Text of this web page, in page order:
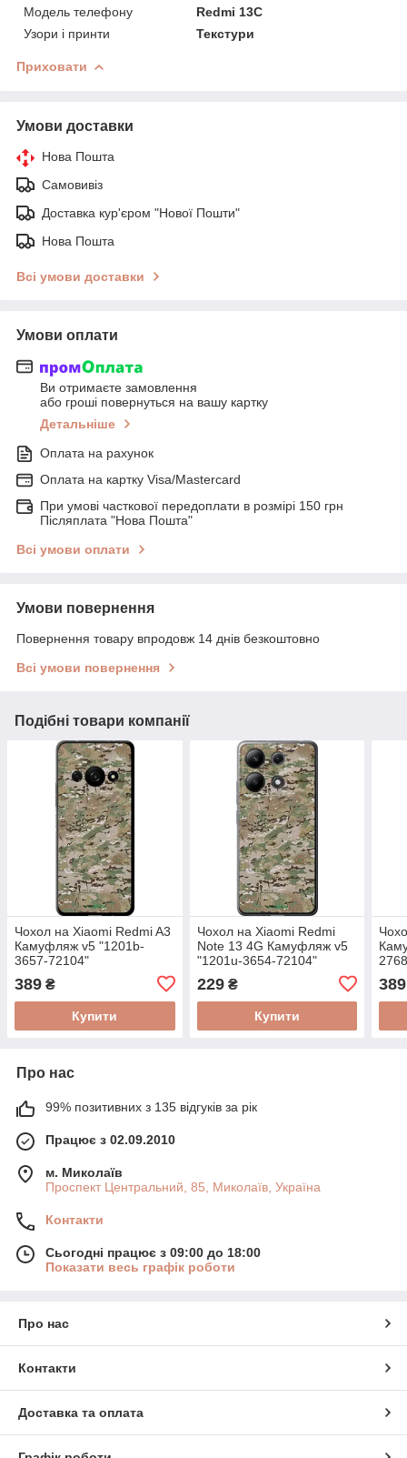
Модель телефону
Redmi 13C
Узори і принти
Текстури
Приховати
Умови доставки
Нова Пошта
Самовивіз
Доставка кур'єром "Нової Пошти"
Нова Пошта
Всі умови доставки
Умови оплати
Ви отримаєте замовлення
або гроші повернуться на вашу картку
Детальніше
Оплата на рахунок
Оплата на картку Visa/Mastercard
При умові часткової передоплати в розмірі 150 грн
Післяплата "Нова Пошта"
Всі умови оплати
Умови повернення
Повернення товару впродовж 14 днів безкоштовно
Всі умови повернення
Подібні товари компанії
Чохол на Xiaomi Redmi A3
Камуфляж v5 "1201b-
3657-72104"
389 ₴
Купити
Чохол на Xiaomi Redmi
Note 13 4G Камуфляж v5
"1201u-3654-72104"
229₴
Купити
389
Про нас
99% позитивних з 135 відгуків за рік
Працює з 02.09.2010
м. Миколаїв
Проспект Центральний, 85, Миколаїв, Україна
Контакти
Сьогодні працює з 09:00 до 18:00
Показати весь графік роботи
Про нас
Контакти
Доставка та оплата